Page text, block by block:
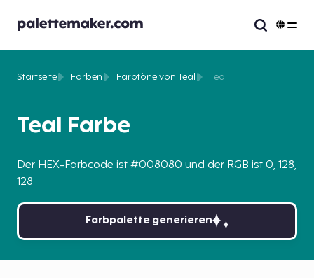
Teal Farbe
Der HEX-Farbcode ist #008080 und der RGB ist 0, 128,
128
Startseite Farben Farbtöne von Teal Teal
Farbpalette generieren